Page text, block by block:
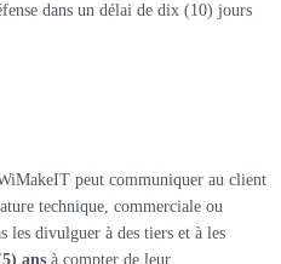
dans un délai de dix (10) jours
peut communiquer au client
technique, commerciale ou
les divulguer à des tiers et à les
ans à compter de leur